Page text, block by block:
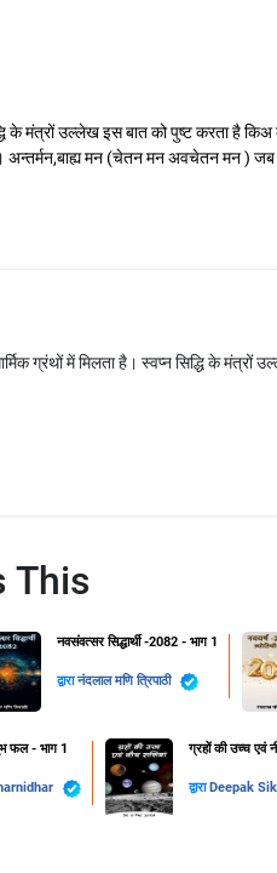
के मंत्रों उल्लेख इस बात को पुष्ट करता है
मन (चेतन मन अवचेतन मन )
ग्रंथों में मिलता है। स्वप्न सिद्धि के मंत्रों
This
नवसंवत्सर सिद्धार्थी -2082 - भाग 1
द्वारानंदलाल मणि त्रिपाठी
फल - भाग 1 ग्रहों की उच्च एवं
द्वारा Deepak